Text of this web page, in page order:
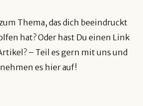
Thema, das dich beeindruckt
hat? Oder hast Du einen Link
– Teil es gern mit uns und
es hier auf!